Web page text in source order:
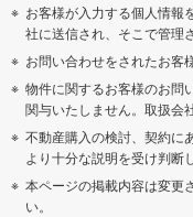
お客様が入力する個人情報
社に送信され、そこで管理
お問い合わせをされたお客
物件に関するお客様のお問
関与いたしません。取扱会
不動産購入の検討、契約に
より十分な説明を受け判断
本ページの掲載内容は変更
い。